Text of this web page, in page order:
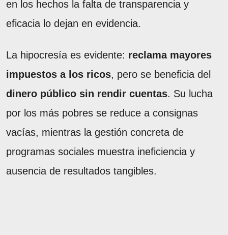
en los hechos la falta de transparencia y
eficacia lo dejan en evidencia.
La hipocresía es evidente: reclama mayores
impuestos a los ricos, pero se beneficia del
dinero público sin rendir cuentas. Su lucha
por los más pobres se reduce a consignas
vacías, mientras la gestión concreta de
programas sociales muestra ineficiencia y
ausencia de resultados tangibles.